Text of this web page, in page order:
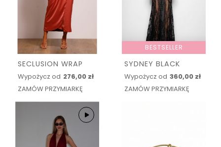
SECLUSION WRAP
Wypożycz od 276,00 zł
ZAMÓW PRZYMIARKĘ
BESTSELLER
SYDNEY BLACK
Wypożycz od 360,00 zł
ZAMÓW PRZYMIARKĘ